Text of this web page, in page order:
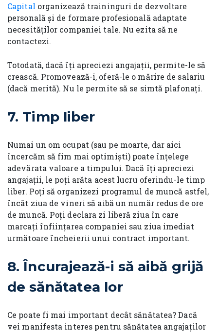
Capital organizează traininguri de dezvoltare
personală și de formare profesională adaptate
necesităților companiei tale. Nu ezita să ne
contactezi.
Totodată, dacă îți apreciezi angajații, permite-le să
crească. Promovează-i, oferă-le o mărire de salariu
(dacă merită). Nu le permite să se simtă plafonați.
7. Timp liber
Numai un om ocupat (sau pe moarte, dar aici
încercăm să fim mai optimiști) poate înțelege
adevărata valoare a timpului. Dacă îți apreciezi
angajații, le poți arăta acest lucru oferindu-le timp
liber. Poți să organizezi programul de muncă astfel,
încât ziua de vineri să aibă un număr redus de ore
de muncă. Poți declara zi liberă ziua în care
marcați înființarea companiei sau ziua imediat
următoare încheierii unui contract important.
8.Încurajează-i să aibă grijă
de sănătatea lor
Ce poate fi mai important decât sănătatea? Dacă
vei manifesta interes pentru sănătatea angajaților